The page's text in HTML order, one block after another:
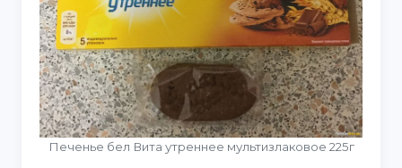
Печенье бел Вита утреннее мультизлаковое 225г